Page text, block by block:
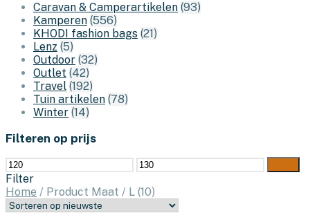
Caravan & Camperartikelen (93)
Kamperen (556)
KHODI fashion bags (21)
Lenz (5)
Outdoor (32)
Outlet (42)
Travel (192)
Tuin artikelen (78)
Winter (14)
Filteren op prijs
Min.
prijs
Max.
prijs
Filter
Home / Product Maat / L (10)